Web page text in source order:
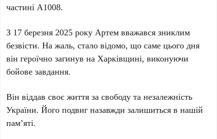
частині А1008.
З 17 березня 2025 року Артем вважався зниклим
безвісти. На жаль, стало відомо, що саме цього дня
він героїчно загинув на Харківщині, виконуючи
бойове завдання.
Він віддав своє життя за свободу та незалежність
України. Його подвиг назавжди залишиться в нашій
пам’яті.